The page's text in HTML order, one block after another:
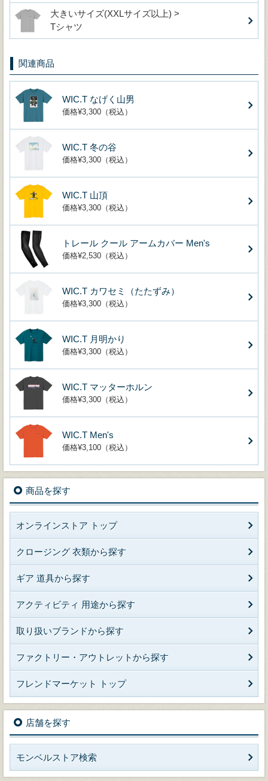
大きいサイズ(XXLサイズ以上) >
Tシャツ
関連商品
WIC.T なげく山男
価格¥3,300（税込）
WIC.T 冬の谷
価格¥3,300（税込）
WIC.T 山頂
価格¥3,300（税込）
トレール クール アームカバー Men's
価格¥2,530（税込）
WIC.T カワセミ（たたずみ）
価格¥3,300（税込）
WIC.T 月明かり
価格¥3,300（税込）
WIC.T マッターホルン
価格¥3,300（税込）
WIC.T Men's
価格¥3,100（税込）
商品を探す
オンラインストア トップ
クロージング 衣類から探す
ギア 道具から探す
アクティビティ 用途から探す
取り扱いブランドから探す
ファクトリー・アウトレットから探す
フレンドマーケット トップ
店舗を探す
モンベルストア検索